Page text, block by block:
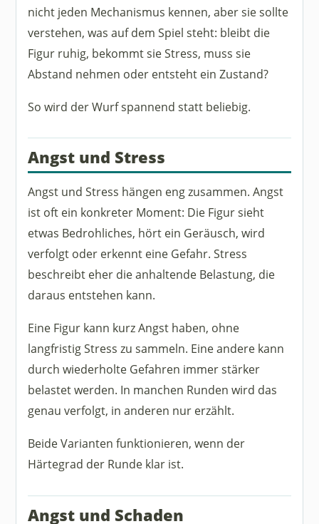
nicht jeden Mechanismus kennen, aber sie sollte
verstehen, was auf dem Spiel steht: bleibt die
Figur ruhig, bekommt sie Stress, muss sie
Abstand nehmen oder entsteht ein Zustand?
So wird der Wurf spannend statt beliebig.
Angst und Stress
Angst und Stress hängen eng zusammen. Angst
ist oft ein konkreter Moment: Die Figur sieht
etwas Bedrohliches, hört ein Geräusch, wird
verfolgt oder erkennt eine Gefahr. Stress
beschreibt eher die anhaltende Belastung, die
daraus entstehen kann.
Eine Figur kann kurz Angst haben, ohne
langfristig Stress zu sammeln. Eine andere kann
durch wiederholte Gefahren immer stärker
belastet werden. In manchen Runden wird das
genau verfolgt, in anderen nur erzählt.
Beide Varianten funktionieren, wenn der
Härtegrad der Runde klar ist.
Angst und Schaden